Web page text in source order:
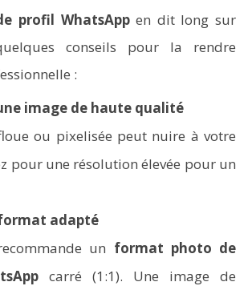
profil WhatsAppen dit long sur
conseils pour la rendre
:
image de haute qualité
ou pixelisée peut nuire à votre
pour une résolution élevée pour un
adapté
un format photo de
carré (1:1). Une image de